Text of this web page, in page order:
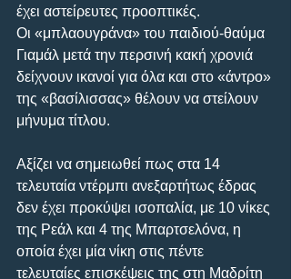
έχει αστείρευτες προοπτικές.
Οι «μπλαουγράνα» του παιδιού-θαύμα
Γιαμάλ μετά την περσινή κακή χρονιά
δείχνουν ικανοί για όλα και στο «άντρο»
της «βασίλισσας» θέλουν να στείλουν
μήνυμα τίτλου.
Αξίζει να σημειωθεί πως στα 14
τελευταία ντέρμπι ανεξαρτήτως έδρας
δεν έχει προκύψει ισοπαλία, με 10 νίκες
της Ρεάλ και 4 της Μπαρτσελόνα, η
οποία έχει μία νίκη στις πέντε
τελευταίες επισκέψεις της στη Μαδρίτη